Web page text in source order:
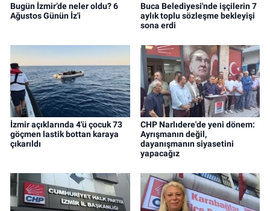
Bugün İzmir’de neler oldu? 6
Ağustos Günün İz'i
Buca Belediyesi'nde işçilerin 7
aylık toplu sözleşme bekleyişi
sona erdi
İzmir açıklarında 4'ü çocuk 73
göçmen lastik bottan karaya
çıkarıldı
CHP Narlıdere'de yeni dönem:
Ayrışmanın değil,
dayanışmanın siyasetini
yapacağız